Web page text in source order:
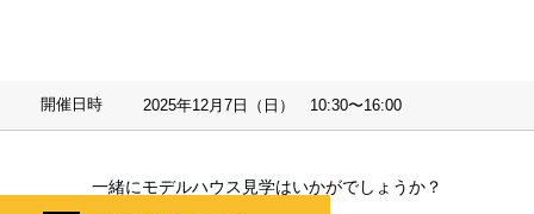
開催日時 2025年12月7日（日） 10:30〜16:00
一緒にモデルハウス見学はいかがでしょうか？